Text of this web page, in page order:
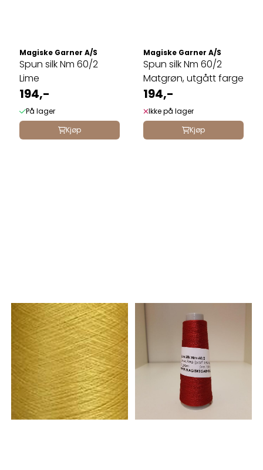
Magiske Garner A/S
Spun silk Nm 60/2
Lime
194,-
På lager
Kjøp
Magiske Garner A/S
Spun silk Nm 60/2
Matgrøn, utgått farge
194,-
Ikke på lager
Kjøp